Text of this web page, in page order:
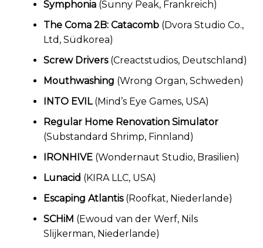
Symphonia(Sunny Peak, Frankreich)
The Coma 2B: Catacomb(Dvora Studio Co.,
Ltd, Südkorea)
Screw Drivers(Creactstudios, Deutschland)
Mouthwashing (Wrong Organ, Schweden)
INTO EVIL(Mind’s Eye Games, USA)
Regular Home Renovation Simulator
(Substandard Shrimp, Finnland)
IRONHIVE(Wondernaut Studio, Brasilien)
Lunacid (KIRA LLC, USA)
Escaping Atlantis(Roofkat, Niederlande)
SCHiM (Ewoud van der Werf, Nils
Slijkerman, Niederlande)